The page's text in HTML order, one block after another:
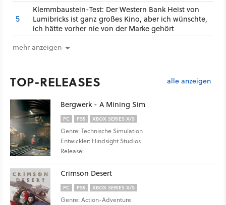
5
Klemmbaustein-Test: Der Western Bank Heist von
Lumibricks ist ganz großes Kino, aber ich wünschte,
ich hätte vorher nie von der Marke gehört
mehr anzeigen
TOP-RELEASES alle anzeigen
Bergwerk - A Mining Sim
PC PS5 XBOX SERIES X/S
Genre: Technische Simulation
Entwickler: Hindsight Studios
Release:
Crimson Desert
PC PS5 XBOX SERIES X/S
Genre: Action-Adventure